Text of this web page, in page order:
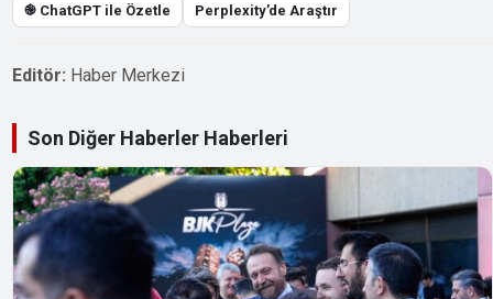
֎ ChatGPT ile Özetle Perplexity’de Araştır
Editör: Haber Merkezi
Son Diğer Haberler Haberleri